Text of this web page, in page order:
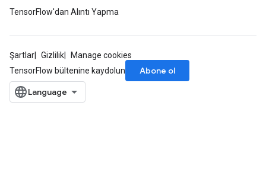
TensorFlow'dan Alıntı Yapma
Şartlar Gizlilik
Manage cookies
TensorFlow bültenine kaydolun
Abone ol